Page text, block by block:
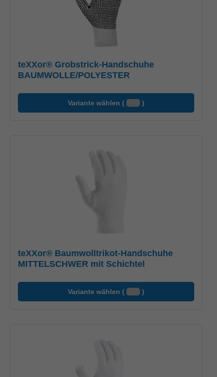
teXXor® Grobstrick-Handschuhe
BAUMWOLLE/POLYESTER
Variante wählen ( )
teXXor® Baumwolltrikot-Handschuhe
MITTELSCHWER mit Schichtel
Variante wählen ( )